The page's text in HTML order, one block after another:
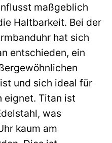
maßgeblich
Haltbarkeit. Bei der
hat sich
entschieden, ein
und sich ideal für
eignet. Titan ist
was
kaum am